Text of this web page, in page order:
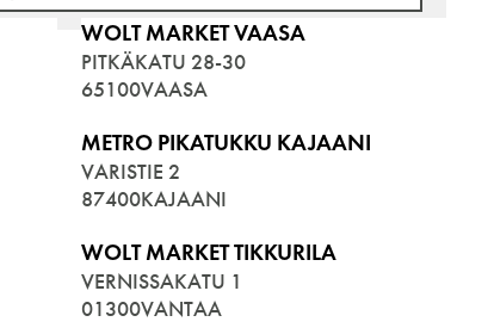
WOLT MARKET VAASA
PITKÄKATU 28-30
65100VAASA
METRO PIKATUKKU KAJAANI
VARISTIE 2
87400KAJAANI
WOLT MARKET TIKKURILA
VERNISSAKATU 1
01300VANTAA